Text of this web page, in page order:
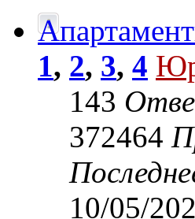
1, 2, 3, 4
143
372464
10/05/